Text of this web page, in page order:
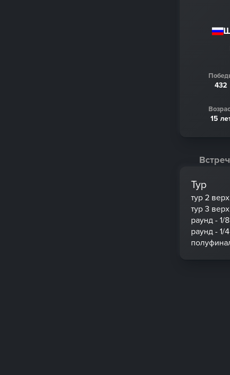
432
15
Тур
тур 2
тур 3
раунд - 1/8
раунд - 1/4